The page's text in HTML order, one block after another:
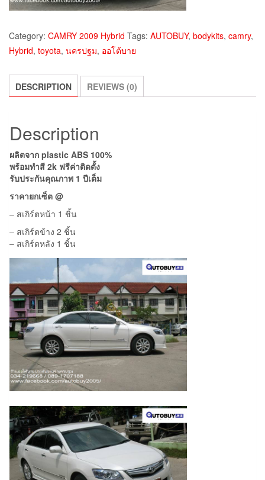
Category: CAMRY 2009 Hybrid Tags: AUTOBUY, bodykits, camry,
Hybrid, toyota, นครปฐม, ออโต้บาย
DESCRIPTION REVIEWS (0)
Description
ผลิตจาก plastic ABS 100%
พร้อมทำสี 2k ฟรีค่าติดตั้ง
รับประกันคุณภาพ 1 ปีเต็ม
ราคายกเซ็ต @
– สเกิร์ตหน้า 1 ชิ้น
– สเกิร์ตข้าง 2 ชิ้น
– สเกิร์ตหลัง 1 ชิ้น